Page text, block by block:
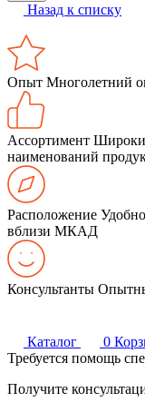
Назад к списку
Опыт Многолетний
Ассортимент
наименований
Расположение
вблизи МКАД
Консультанты
Каталог 0
Требуется помощь
Получите